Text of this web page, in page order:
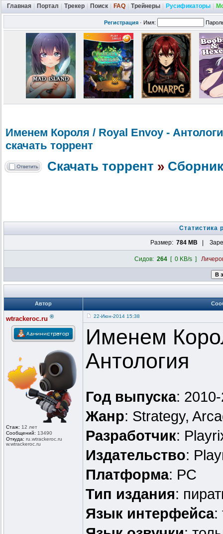
Главная Портал Трекер Поиск FAQ Трейнеры Русификаторы
Регистрация · Имя:
Именем Короля / Royal Envoy -
скачать торрент
Скачать торрент »
Статистика
Размер: 784 MB |
Сидов: 264[ 0 KB/s ]
Автор
wtrackeroc.ru ®
Стаж: 12 лет
Сообщений: 13490
Откуда: ru.wtrackeroc.ru
w.wtrackeroc .ru
22-Июн-2014 15:38
Именем
Антология
Год выпуска:
Жанр: Strategy,
Разработчик:
Издательство:
Платформа: PC
Тип издания:
Язык интерфейса: